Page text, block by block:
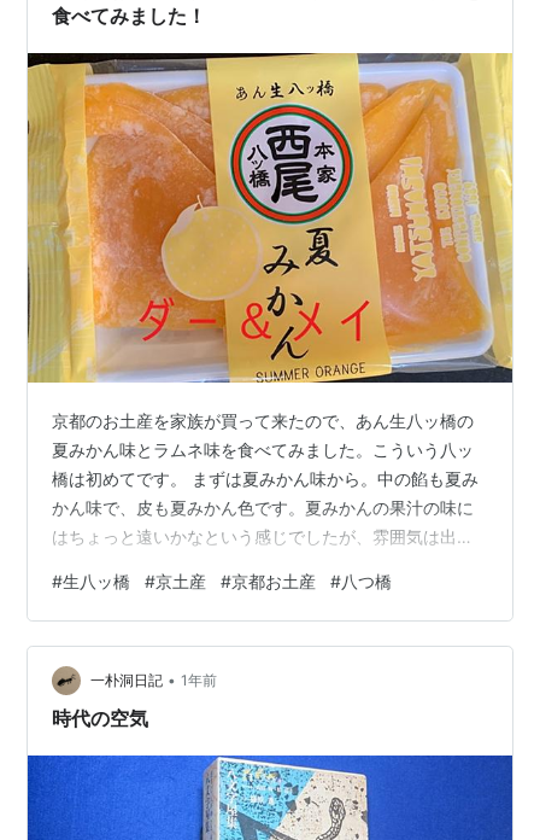
食べてみました！
京都のお土産を家族が買って来たので、あん生八ッ橋の
夏みかん味とラムネ味を食べてみました。こういう八ッ
橋は初めてです。 まずは夏みかん味から。中の餡も夏み
かん味で、皮も夏みかん色です。夏みかんの果汁の味に
はちょっと遠いかなという感じでしたが、雰囲気は出て
らは、ラムネの味がよく出ていました。 ちょうど良いテ
ィータイムのお菓子になりました。 dah-and-
may.hatenablog.com
#生八ッ橋 #京土産 #京都お土産 #八つ橋
一朴洞日記 • 1年前
時代の空気